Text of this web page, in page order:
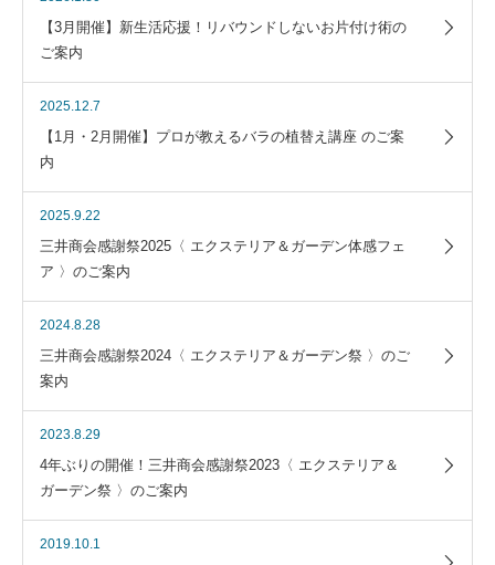
【3月開催】新生活応援！リバウンドしないお片付け術の
ご案内
2025.12.7
【1月・2月開催】プロが教えるバラの植替え講座 のご案
内
2025.9.22
三井商会感謝祭2025〈 エクステリア＆ガーデン体感フェ
ア 〉のご案内
2024.8.28
三井商会感謝祭2024〈 エクステリア＆ガーデン祭 〉のご
案内
2023.8.29
4年ぶりの開催！三井商会感謝祭2023〈 エクステリア＆
ガーデン祭 〉のご案内
2019.10.1